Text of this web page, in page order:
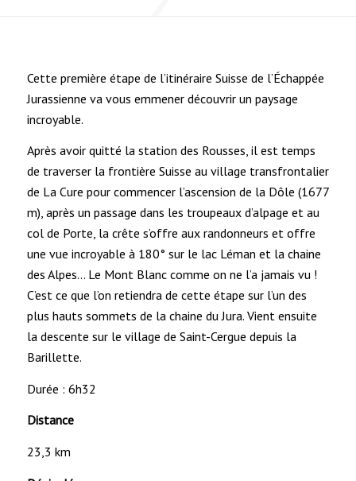
Cette première étape de l’itinéraire Suisse de l’Échappée
Jurassienne va vous emmener découvrir un paysage
incroyable.
Après avoir quitté la station des Rousses, il est temps
de traverser la frontière Suisse au village transfrontalier
de La Cure pour commencer l’ascension de la Dôle (1677
m), après un passage dans les troupeaux d’alpage et au
col de Porte, la crête s’offre aux randonneurs et offre
une vue incroyable à 180° sur le lac Léman et la chaine
des Alpes… Le Mont Blanc comme on ne l’a jamais vu !
C’est ce que l’on retiendra de cette étape sur l’un des
plus hauts sommets de la chaine du Jura. Vient ensuite
la descente sur le village de Saint-Cergue depuis la
Barillette.
Durée : 6h32
Distance
23,3 km